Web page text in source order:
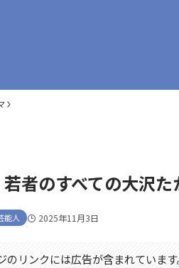
若者のすべての大沢
能人 2025年11月3日
のリンクには広告が含まれています